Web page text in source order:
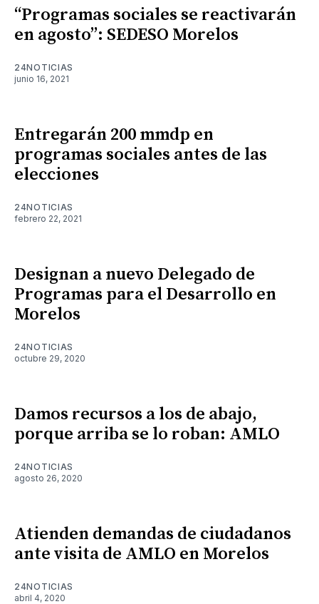
“Programas sociales se reactivarán
en agosto”: SEDESO Morelos
24NOTICIAS
junio 16, 2021
Entregarán 200 mmdp en
programas sociales antes de las
elecciones
24NOTICIAS
febrero 22, 2021
Designan a nuevo Delegado de
Programas para el Desarrollo en
Morelos
24NOTICIAS
octubre 29, 2020
Damos recursos a los de abajo,
porque arriba se lo roban: AMLO
24NOTICIAS
agosto 26, 2020
Atienden demandas de ciudadanos
ante visita de AMLO en Morelos
24NOTICIAS
abril 4, 2020